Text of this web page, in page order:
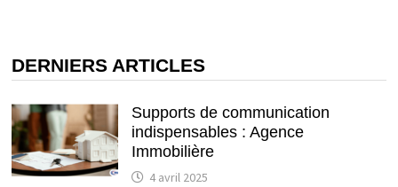
DERNIERS ARTICLES
Supports de communication
indispensables : Agence
Immobilière
4 avril 2025